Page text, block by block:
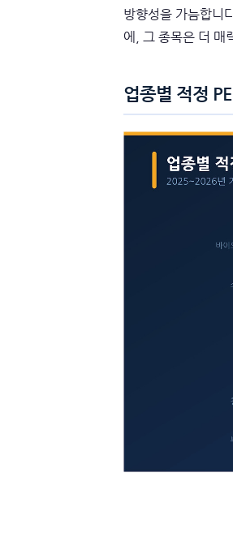
방향성을 가늠합니
에, 그 종목은 더 매
업종별 적정